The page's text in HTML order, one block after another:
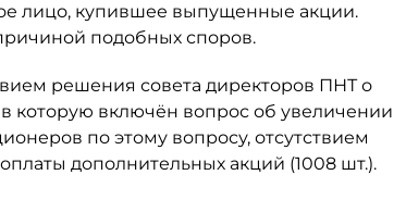
лицо, купившее выпущенные акции.
подобных споров.
решения совета директоров ПНТ о
которую включён вопрос об увеличении
по этому вопросу, отсутствием
дополнительных акций (1008 шт.).